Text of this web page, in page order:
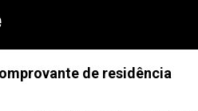
de residência